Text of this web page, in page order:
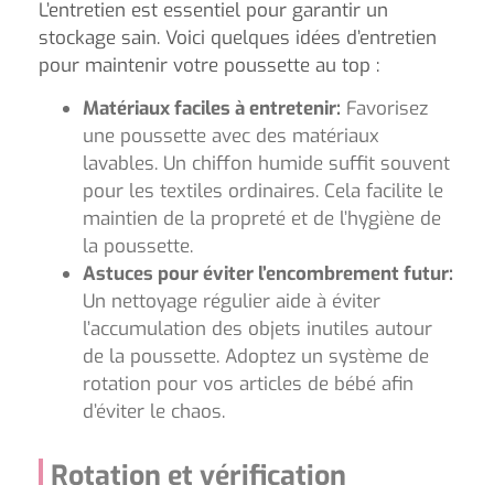
L’entretien est essentiel pour garantir un
stockage sain. Voici quelques idées d’entretien
pour maintenir votre poussette au top :
Matériaux faciles à entretenir: Favorisez
une poussette avec des matériaux
lavables. Un chiffon humide suffit souvent
pour les textiles ordinaires. Cela facilite le
maintien de la propreté et de l’hygiène de
la poussette.
Astuces pour éviter l’encombrement futur:
Un nettoyage régulier aide à éviter
l’accumulation des objets inutiles autour
de la poussette. Adoptez un système de
rotation pour vos articles de bébé afin
d’éviter le chaos.
Rotation et vérification